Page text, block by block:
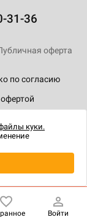
31-36
по согласию
оферта
Войти
куки.